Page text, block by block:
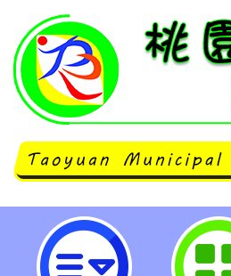
檢送本會辦理「網
網路兒少性剝削特